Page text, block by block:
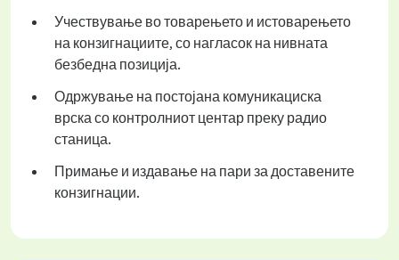
Учествување во товарењето и истоварењето
на конзигнациите, со нагласок на нивната
безбедна позиција.
Одржување на постојана комуникациска
врска со контролниот центар преку радио
станица.
Примање и издавање на пари за доставените
конзигнации.